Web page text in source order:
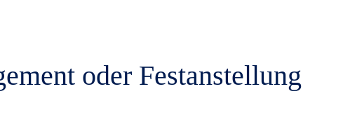
oder Festanstellung